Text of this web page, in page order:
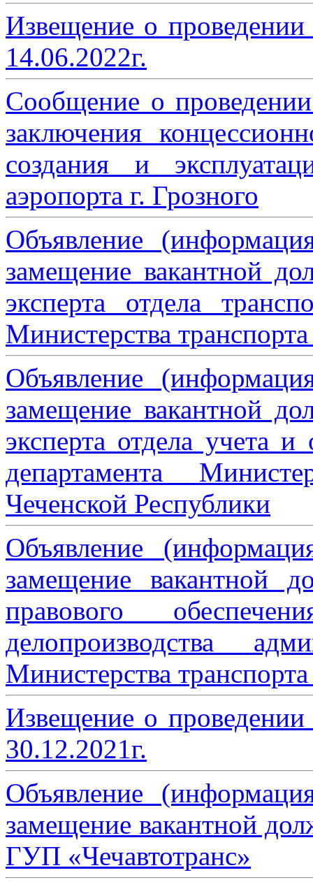
Извещение о
14.06.2022г.
Сообщение о
заключения
создания и
аэропорта г. Грозного
Объявление
замещение вакантной
эксперта отдела
Министерства
Объявление
замещение вакантной
эксперта отдела учета и
департамента
Чеченской Республики
Объявление
замещение вакантной
правового
делопроизводства
Министерства
Извещение о
30.12.2021г.
Объявление
замещение вакантной
ГУП «Чечавтотранс»